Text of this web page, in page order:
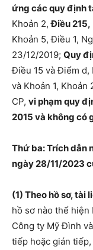
ứng các quy định
Khoản 2,Điều 215,
Khoản 5, Điều 1,
23/12/2019; Quy
Điều 15 và Điểm d,
và Khoản 1,
CP, vi phạm quy
2015 và không có
​Thứ ba: Trích dẫn
ngày 28/11/2023
(1) Theo hồ sơ, tài
hồ sơ nào thể hiện
Công ty Mỹ Đình
tiếp hoặc gián